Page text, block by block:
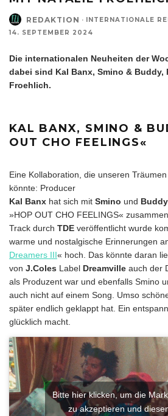
REDAKTION · INTERNATIONALE
14. SEPTEMBER 2024
Die internationalen Neuheiten der
dabei sind Kal Banx, Smino & Buddy,
Froehlich.
KAL BANX, SMINO &
OUT CHO FEELINGS«
Eine Kollaboration, die unseren
könnte: Producer
Kal Banx hat sich mit Smino und Buddy
»HOP OUT CHO FEELINGS«
Track durch TDE veröffentlicht wurde
warme und nostalgische Erinnerungen
Dreamers III« hoch. Das könnte daran
von J.Coles Label Dreamville auch der
als Produzent war und ebenfalls Smino
auch nicht auf einem Song. Umso
später endlich geklappt hat. Ein
glücklich macht.
Bitte hier klicken, um die
zu akzeptieren und